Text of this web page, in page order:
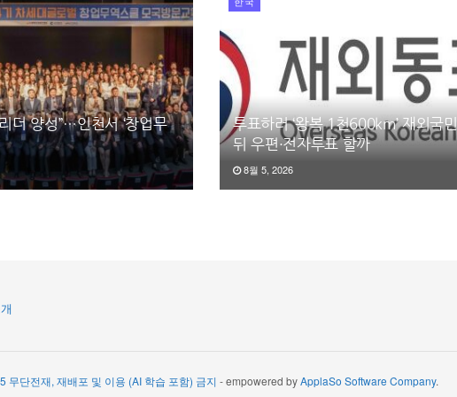
더 양성”…인천서 ‘창업무
투표하러 ‘왕복 1천600km’ 재외국
뒤 우편·전자투표 할까
8월 5, 2026
무단전재, 재배포 및 이용 (AI 학습 포함) 금지 - empowered byApplaSo Software Company.